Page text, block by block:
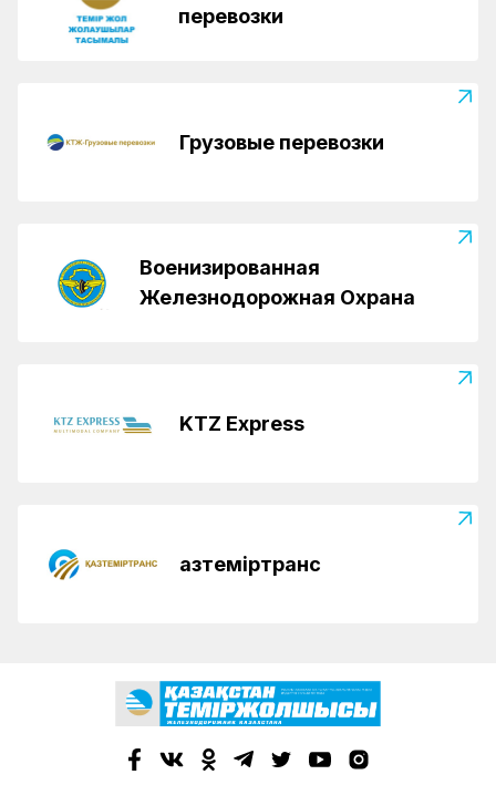
перевозки
Грузовые перевозки
Военизированная
Железнодорожная Охрана
KTZ Express
Қазтеміртранс